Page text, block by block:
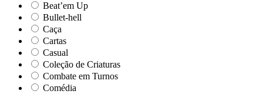
Beat’em Up
Bullet-hell
Caça
Cartas
Casual
Coleção de Criaturas
Combate em Turnos
Comédia